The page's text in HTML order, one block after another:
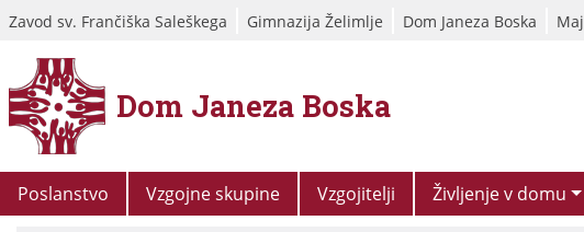
Zavod sv. Frančiška Saleškega Gimnazija Želimlje Dom Janeza Boska
Dom Janeza Boska
Poslanstvo Vzgojne skupine Vzgojitelji Življenje v domu